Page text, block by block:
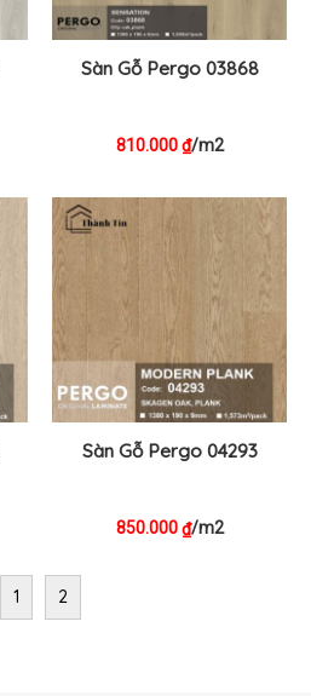
Sàn Gỗ Pergo 03868
810.000₫/m2
Sàn Gỗ Pergo 04293
850.000₫/m2
1 2